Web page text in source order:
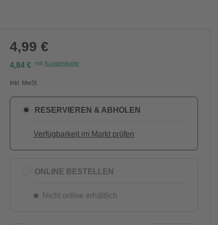
4,99 €
4,84 € mit Kundenkarte
Inkl. MwSt.
RESERVIEREN & ABHOLEN
Verfügbarkeit im Markt prüfen
ONLINE BESTELLEN
Nicht online erhältlich